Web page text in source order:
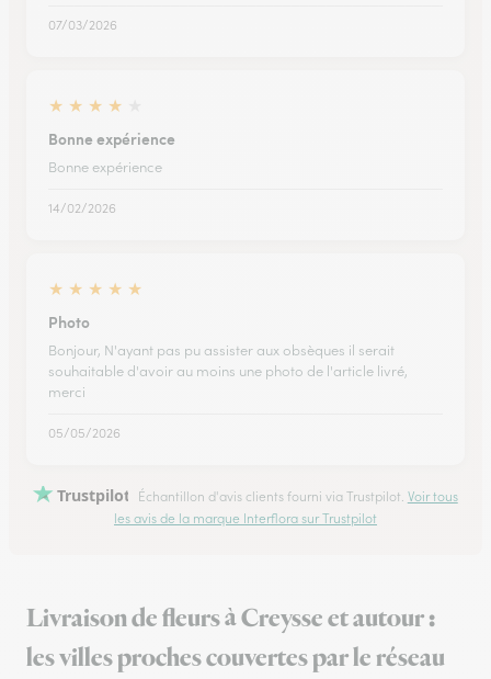
07/03/2026
★ ★ ★ ★
Bonne expérience
Bonne expérience
14/02/2026
★ ★ ★ ★ ★
Photo
Bonjour, N'ayant pas pu assister aux obsèques il serait
souhaitable d'avoir au moins une photo de l'article livré,
merci
05/05/2026
Trustpilot Échantillon d'avis clients fourni via Trustpilot. Voir tous
les avis de la marque Interflora sur Trustpilot
Livraison de fleurs à Creysse et autour :
les villes proches couvertes par le réseau